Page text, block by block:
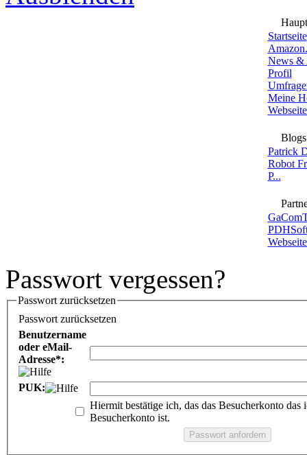
Startseite
News &
Profil
Meine
Blogs
Patrick
Robot
P...
Passwort vergessen?
Passwort zurücksetzen
Passwort zurücksetzen
Benutzername
oder eMail-
Adresse*:
PUK:
Hiermit bestätige ich, das das Besucherkonto das
Besucherkonto ist.